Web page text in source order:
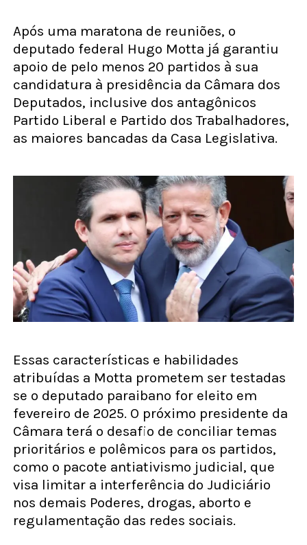
Após uma maratona de reuniões, o
deputado federal Hugo Motta já garantiu
apoio de pelo menos 20 partidos à sua
candidatura à presidência da Câmara dos
Deputados, inclusive dos antagônicos
Partido Liberal e Partido dos Trabalhadores,
as maiores bancadas da Casa Legislativa.
Essas características e habilidades
atribuídas a Motta prometem ser testadas
se o deputado paraibano for eleito em
fevereiro de 2025. O próximo presidente da
Câmara terá o desafio de conciliar temas
prioritários e polêmicos para os partidos,
como o pacote antiativismo judicial, que
visa limitar a interferência do Judiciário
nos demais Poderes, drogas, aborto e
regulamentação das redes sociais.